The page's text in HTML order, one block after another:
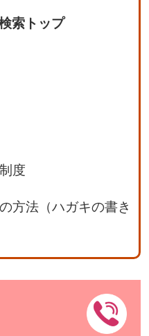
索トップ
度
方法（ハガキの書き